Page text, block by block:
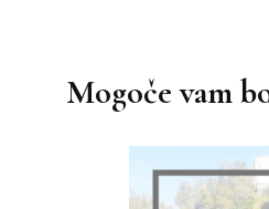
Mogoče vam